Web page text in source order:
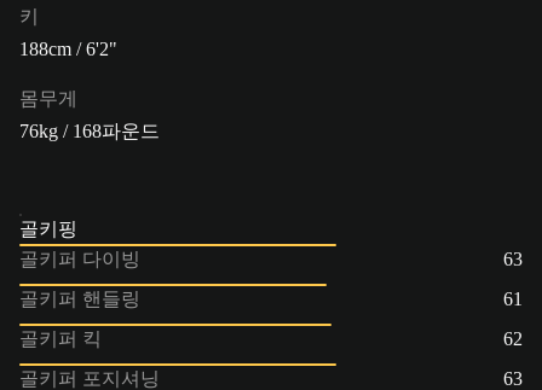
키
188cm / 6'2"
몸무게
76kg / 168파운드
골키핑
골키퍼 다이빙
63
골키퍼 핸들링
61
골키퍼 킥
62
골키퍼 포지셔닝
63